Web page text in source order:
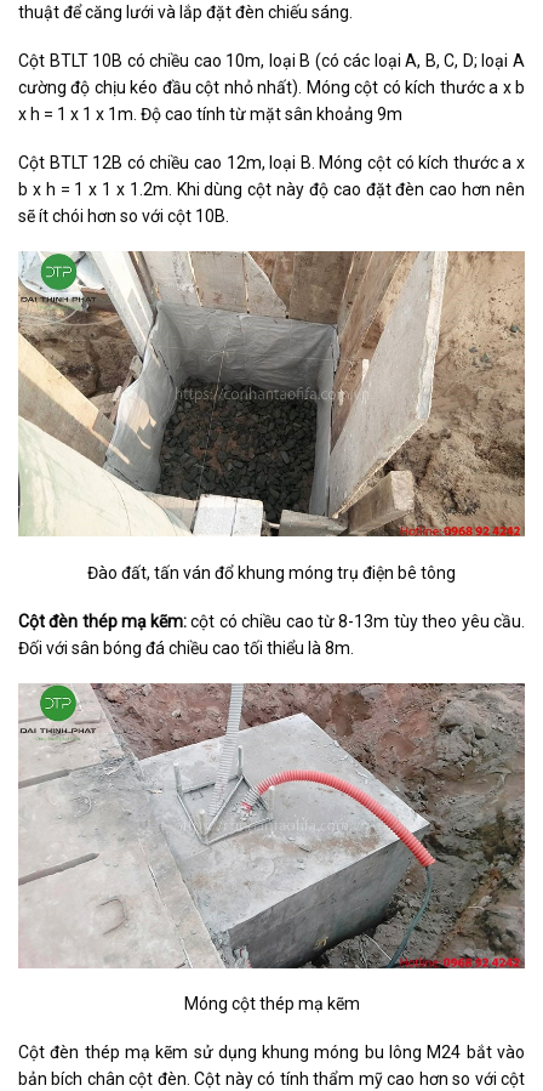
thuật để căng lưới và lắp đặt đèn chiếu sáng.
Cột BTLT 10B có chiều cao 10m, loại B (có các loại A, B, C, D; loại A
cường độ chịu kéo đầu cột nhỏ nhất). Móng cột có kích thước a x b
x h = 1 x 1 x 1m. Độ cao tính từ mặt sân khoảng 9m
Cột BTLT 12B có chiều cao 12m, loại B. Móng cột có kích thước a x
b x h = 1 x 1 x 1.2m. Khi dùng cột này độ cao đặt đèn cao hơn nên
sẽ ít chói hơn so với cột 10B.
Đào đất, tấn ván đổ khung móng trụ điện bê tông
Cột đèn thép mạ kẽm:cột có chiều cao từ 8-13m tùy theo yêu cầu.
Đối với sân bóng đá chiều cao tối thiểu là 8m.
Móng cột thép mạ kẽm
Cột đèn thép mạ kẽm sử dụng khung móng bu lông M24 bắt vào
bản bích chân cột đèn. Cột này có tính thẩm mỹ cao hơn so với cột